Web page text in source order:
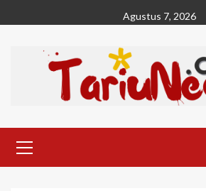
to
Agustus 7, 2026
Menu